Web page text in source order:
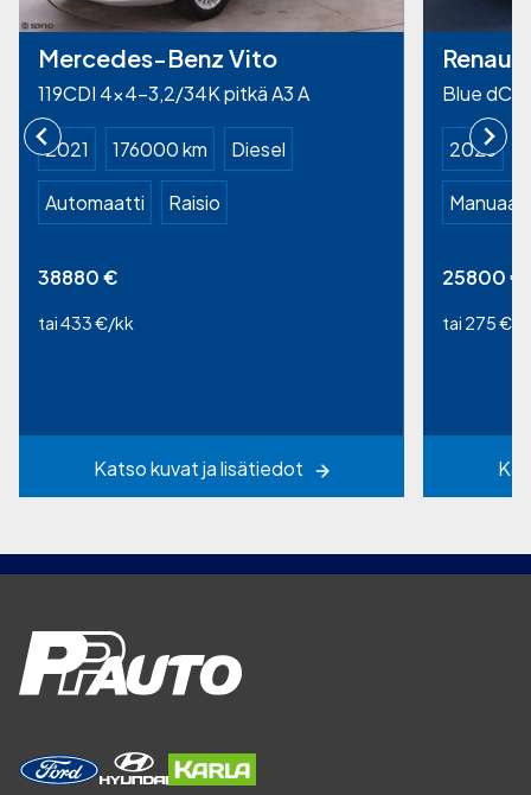
Mercedes-Benz Vito
119CDI 4×4-3,2/34K pitkä A3 A
2021 176000 km Diesel
Automaatti Raisio
38880€
tai 433 €/kk
Katso kuvat ja lisätiedot
Blue dCi
2023
Manuaali
25800€
tai 275 €/